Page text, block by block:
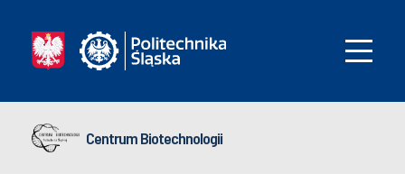
Centrum Biotechnologii